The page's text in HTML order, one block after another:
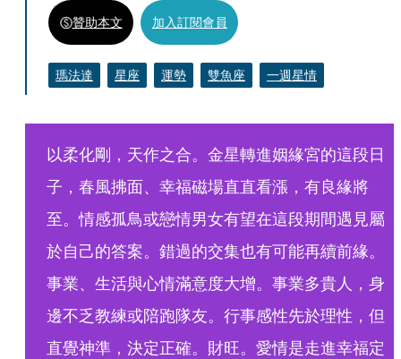
贊助本文 加入訂閱會員
瑪法達 星座 運勢 雙魚座 一週星情
以柔化剛，天作之合。金星轉進姻緣宮的這段日
子，春風拂面、幸福磁場直直看漲，有良緣將
至。情感孤鳥或戀情男女有望在這段期間遇見屬
於自己的答案。錯過的交集也有可能再續前緣。
事業、生活與心情滿意度大增。事業多貴人，身
邊不乏教練或陪跑隊友。行事感性先於理性，但
直覺神準，決定正確。財旺。愛情是走進幸福定